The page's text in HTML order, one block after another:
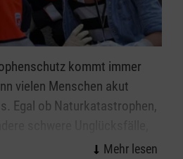
kommt immer
vielen Menschen akut
Egal ob Naturkatastrophen,
helfen bei allen